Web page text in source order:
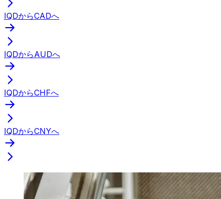
IQDからCADへ
IQDからAUDへ
IQDからCHFへ
IQDからCNYへ